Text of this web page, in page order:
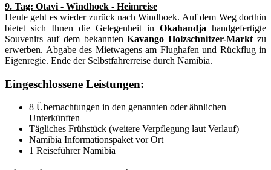
9. Tag: Otavi - Windhoek - Heimreise
Heute geht es wieder zurück nach Windhoek. Auf dem Weg dorthin
bietet sich Ihnen die Gelegenheit in Okahandja handgefertigte
Souvenirs auf dem bekanntenKavango Holzschnitzer-Markt zu
erwerben. Abgabe des Mietwagens am Flughafen und Rückflug in
Eigenregie. Ende der Selbstfahrerreise durch Namibia.
Eingeschlossene Leistungen:
8 Übernachtungen in den genannten oder ähnlichen
Unterkünften
Tägliches Frühstück (weitere Verpflegung laut Verlauf)
Namibia Informationspaket vor Ort
1 Reiseführer Namibia